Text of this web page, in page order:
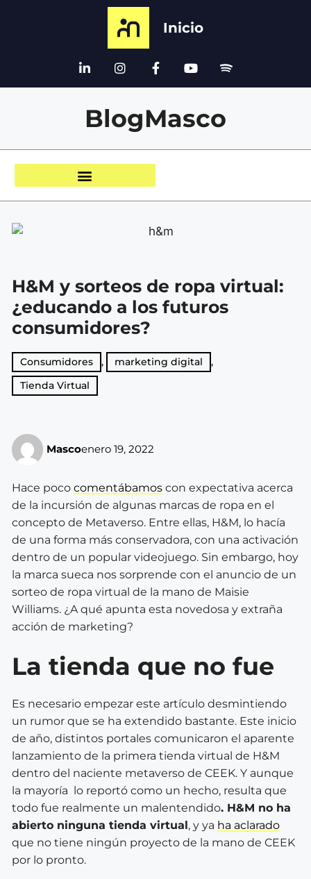
Inicio
BlogMasco
H&M y sorteos de ropa virtual:
¿educando a los futuros
consumidores?
Consumidores , marketing digital
,
Tienda Virtual
Mascoenero 19, 2022
Hace poco comentábamos con expectativa acerca
de la incursión de algunas marcas de ropa en el
concepto de Metaverso. Entre ellas, H&M, lo hacía
de una forma más conservadora, con una activación
dentro de un popular videojuego. Sin embargo, hoy
la marca sueca nos sorprende con el anuncio de un
sorteo de ropa virtual de la mano de Maisie
Williams. ¿A qué apunta esta novedosa y extraña
acción de marketing?
La tienda que no fue
Es necesario empezar este artículo desmintiendo
un rumor que se ha extendido bastante. Este inicio
de año, distintos portales comunicaron el aparente
lanzamiento de la primera tienda virtual de H&M
dentro del naciente metaverso de CEEK. Y aunque
la mayoría lo reportó como un hecho, resulta que
todo fue realmente un malentendido. H&M no ha
abierto ninguna tienda virtual, y ya ha aclarado
que no tiene ningún proyecto de la mano de CEEK
por lo pronto.